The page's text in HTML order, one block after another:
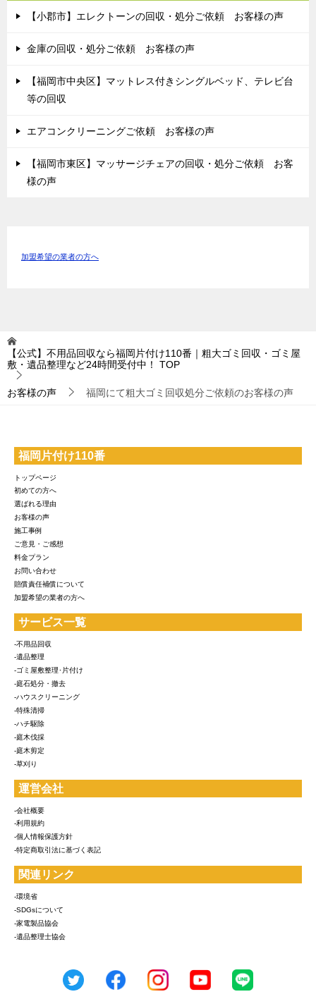
【小郡市】エレクトーンの回収・処分ご依頼 お客様の声
金庫の回収・処分ご依頼 お客様の声
【福岡市中央区】マットレス付きシングルベッド、テレビ台
等の回収
エアコンクリーニングご依頼 お客様の声
【福岡市東区】マッサージチェアの回収・処分ご依頼 お客
様の声
加盟希望の業者の方へ
【公式】不用品回収なら福岡片付け110番｜粗大ゴミ回収・ゴミ屋
敷・遺品整理など24時間受付中！
TOP
お客様の声 福岡にて粗大ゴミ回収処分ご依頼のお客様の声
福岡片付け110番
トップページ
初めての方へ
選ばれる理由
お客様の声
施工事例
ご意見・ご感想
料金プラン
お問い合わせ
賠償責任補償について
加盟希望の業者の方へ
サービス一覧
-不用品回収
-遺品整理
-ゴミ屋敷整理･片付け
-庭石処分・撤去
-ハウスクリーニング
-特殊清掃
-ハチ駆除
-庭木伐採
-庭木剪定
-草刈り
運営会社
-会社概要
-利用規約
-個人情報保護方針
-特定商取引法に基づく表記
関連リンク
-環境省
-SDGsについて
-家電製品協会
-遺品整理士協会